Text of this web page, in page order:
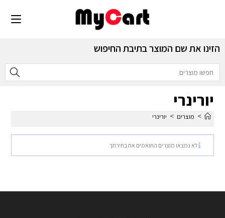
הזינו את שם המוצר בתיבת החיפוש
יורינרי
> מוצרים > יורינרי
לא נמצאו מוצרים התואמים את בחירתך.